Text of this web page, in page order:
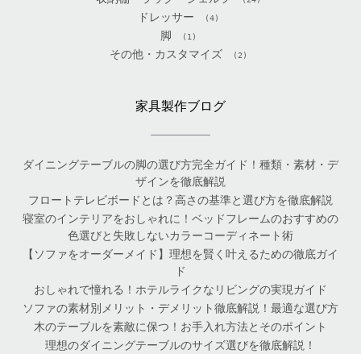
ドレッサー (4)
脚 (1)
その他・カスタマイズ (2)
家具製作ブログ
ダイニングテーブルの脚の選び方完全ガイド！種類・素材・デ
ザインを徹底解説
フロートテレビボードとは？高さの基準と選び方を徹底解説
寝室のインテリアをおしゃれに！ベッドフレームのおすすめの
色選びと失敗しないカラーコーディネート術
【ソファをオーダーメイド】理想を賢く叶えるための徹底ガイ
ド
おしゃれで憧れる！ホテルライクなリビングの実現ガイド
ソファの素材別メリット・デメリット徹底解説！最適な選び方
木のテーブルを素敵に保つ！お手入れ方法とそのポイント
理想のダイニングテーブルのサイズ選びを徹底解説！